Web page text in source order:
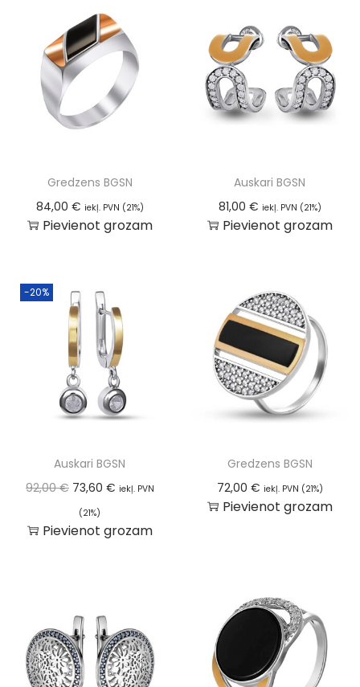
Gredzens BGSN
84,00 € iekļ. PVN (21%)
Pievienot grozam
Auskari BGSN
81,00 € iekļ. PVN (21%)
Pievienot grozam
-20%
Auskari BGSN
92,00€ 73,60 € iekļ. PVN
(21%)
Pievienot grozam
Gredzens BGSN
72,00 € iekļ. PVN (21%)
Pievienot grozam